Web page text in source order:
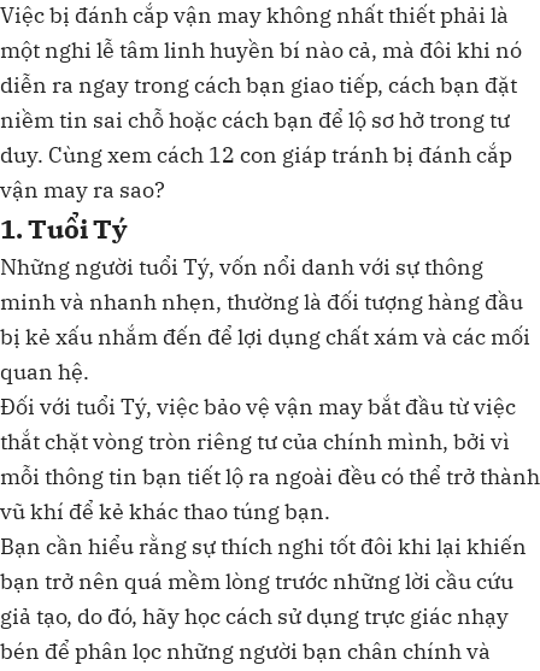
Việc bị đánh cắp vận may không nhất thiết phải là
một nghi lễ tâm linh huyền bí nào cả, mà đôi khi nó
diễn ra ngay trong cách bạn giao tiếp, cách bạn đặt
niềm tin sai chỗ hoặc cách bạn để lộ sơ hở trong tư
duy. Cùng xem cách 12 con giáp tránh bị đánh cắp
vận may ra sao?
1. Tuổi Tý
Những người tuổi Tý, vốn nổi danh với sự thông
minh và nhanh nhẹn, thường là đối tượng hàng đầu
bị kẻ xấu nhắm đến để lợi dụng chất xám và các mối
quan hệ.
Đối với tuổi Tý, việc bảo vệ vận may bắt đầu từ việc
thắt chặt vòng tròn riêng tư của chính mình, bởi vì
mỗi thông tin bạn tiết lộ ra ngoài đều có thể trở thành
vũ khí để kẻ khác thao túng bạn.
Bạn cần hiểu rằng sự thích nghi tốt đôi khi lại khiến
bạn trở nên quá mềm lòng trước những lời cầu cứu
giả tạo, do đó, hãy học cách sử dụng trực giác nhạy
bén để phân lọc những người bạn chân chính và